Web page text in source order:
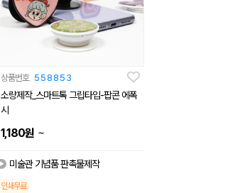
상품번호 558853
소량제작_스마트톡 그립타입-팝콘 에폭
시
1,180원 ~
미술관 기념품 판촉물제작
인쇄무료